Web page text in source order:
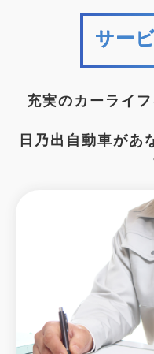
サー
充実のカーライ
日乃出自動車があ